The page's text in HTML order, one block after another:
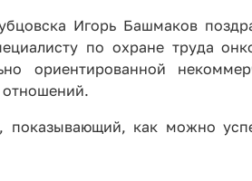
Игорь Башмаков
по охране труда
ориентированной
отношений.
показывающий, как можно